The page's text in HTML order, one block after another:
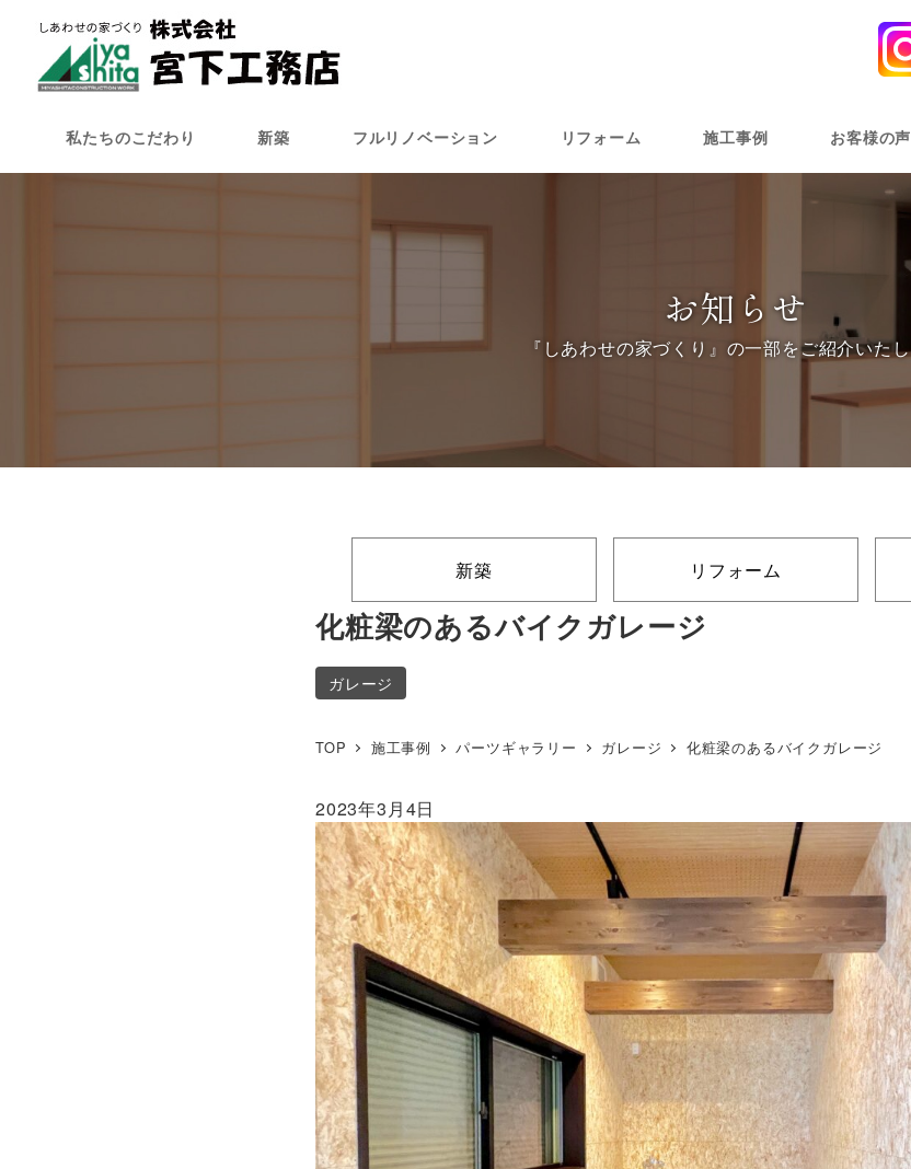
ン
私たちのこだわり 新築 フルリノベーション リフォーム 施工事例 お客様の声
お知らせ
新築 リフォーム
化粧梁のあるバイクガレージ
ガレージ
TOP 施工事例 パーツギャラリー ガレージ 化粧梁のあるバイクガレージ
2023年3月4日